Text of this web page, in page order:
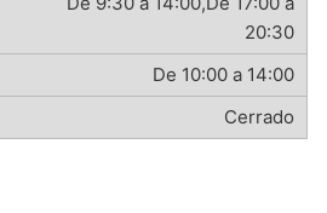
20:30
De 10:00 a 14:00
Cerrado